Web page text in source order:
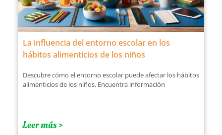
La influencia del entorno escolar en los
hábitos alimenticios de los niños
Descubre cómo el entorno escolar puede afectar los hábitos
alimenticios de los niños. Encuentra información
Leer más >